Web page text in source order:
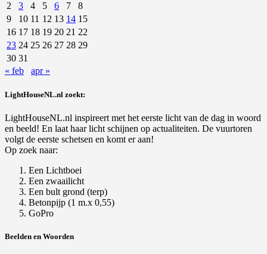
2
3 4 5 6 7
8
9
10 11 12 13 14 15
16 17 18 19 20 21 22
23 24 25 26 27 28 29
30 31
« feb
apr »
LightHouseNL.nl zoekt:
LightHouseNL.nl inspireert met het eerste licht van de dag in woord
en beeld! En laat haar licht schijnen op actualiteiten. De vuurtoren
volgt de eerste schetsen en komt er aan!
Op zoek naar:
Een Lichtboei
Een zwaailicht
Een bult grond (terp)
Betonpijp (1 m.x 0,55)
GoPro
Beelden en Woorden